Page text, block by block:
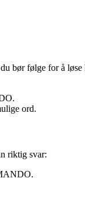
bør følge for å løse
ord.
riktig svar: